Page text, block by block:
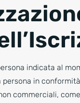
indicata al
in
commerciali,